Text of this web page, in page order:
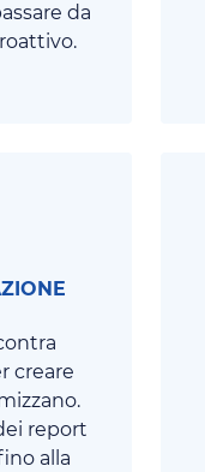
da
creare
report
alla